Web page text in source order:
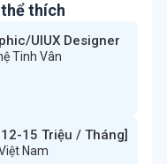
thích
UIUX Designer
Tinh Vân
15 Triệu / Tháng]
Nam